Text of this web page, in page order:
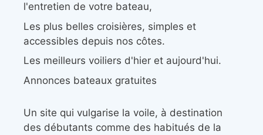
l'entretien de votre bateau,
Les plus belles croisières, simples et
accessibles depuis nos côtes.
Les meilleurs voiliers d'hier et aujourd'hui.
Annonces bateaux gratuites
Un site qui vulgarise la voile, à destination
des débutants comme des habitués de la